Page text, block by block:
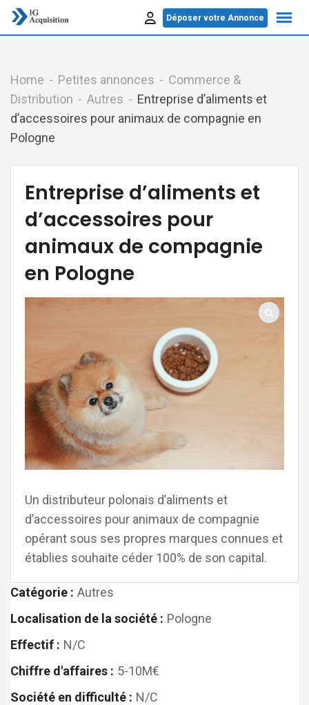
Skip
Déposer votre Annonce
Home Petites annonces
Commerce &
Distribution
Autres
Entreprise d’aliments et
d’accessoires pour animaux de compagnie en
Pologne
Entreprise d’aliments et
d’accessoires pour
animaux de compagnie
en Pologne
Un distributeur polonais d’aliments et
d’accessoires pour animaux de compagnie
opérant sous ses propres marques connues et
établies souhaite céder 100% de son capital.
Catégorie : Autres
Localisation de la société : Pologne
Effectif : N/C
Chiffre d'affaires : 5-10M€
Société en difficulté : N/C